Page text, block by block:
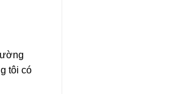
tôi có